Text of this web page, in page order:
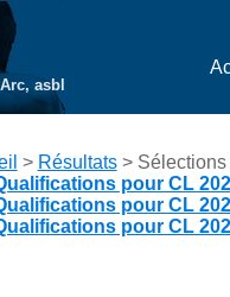
asbl
> Résultats> Sélections
pour CL
pour CL
pour CL